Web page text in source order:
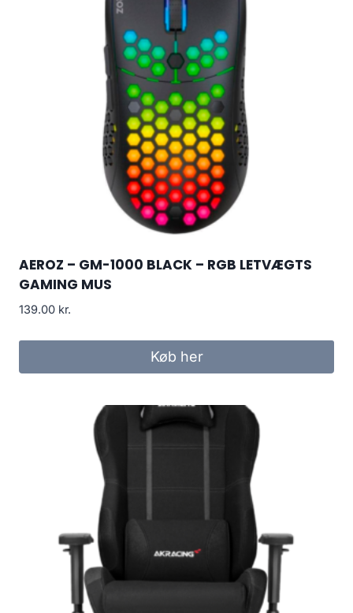
AEROZ – GM-1000 BLACK – RGB LETVÆGTS
GAMING MUS
139.00 kr.
Køb her